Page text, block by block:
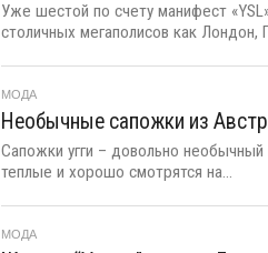
Уже шестой по счету манифест
столичных мегаполисов как
МОДА
Необычные сапожки из
Сапожки угги – довольно необычный
теплые и хорошо смотрятся на...
МОДА